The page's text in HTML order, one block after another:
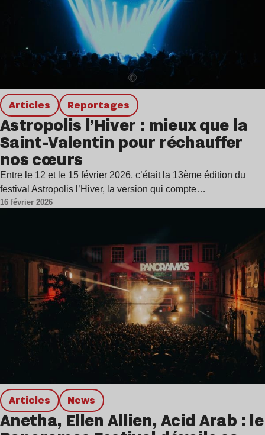
Articles Reportages
Astropolis l’Hiver : mieux que la
Saint-Valentin pour réchauffer
nos cœurs
Entre le 12 et le 15 février 2026, c’était la 13ème édition du
festival Astropolis l’Hiver, la version qui compte…
16 février 2026
Articles news
Anetha, Ellen Allien, Acid Arab : le